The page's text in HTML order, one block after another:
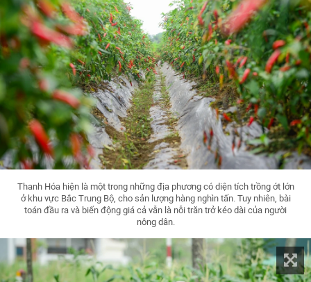
Thanh Hóa hiện là một trong những địa phương có diện tích trồng ớt lớn
ở khu vực Bắc Trung Bộ, cho sản lượng hàng nghìn tấn. Tuy nhiên, bài
toán đầu ra và biến động giá cả vẫn là nỗi trăn trở kéo dài của người
nông dân.